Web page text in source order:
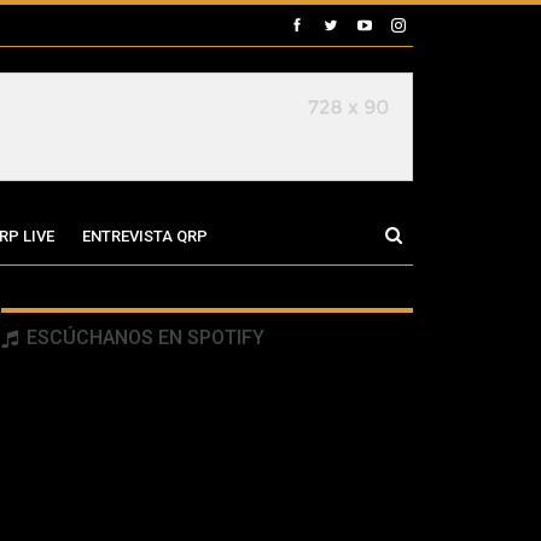
LIVE ENTREVISTA QRP
ESCÚCHANOS EN SPOTIFY